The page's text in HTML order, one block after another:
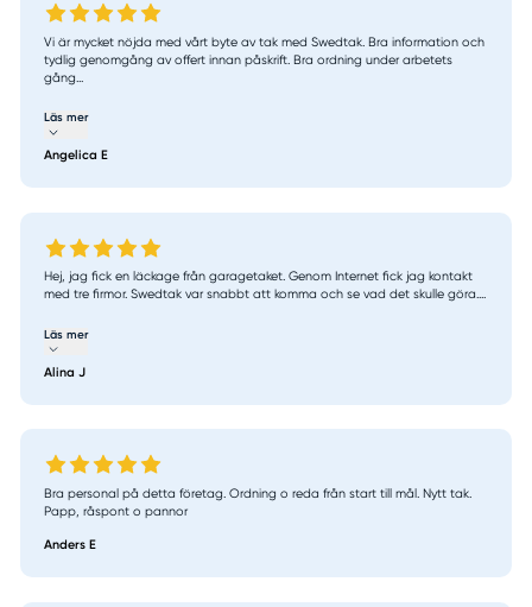
Vi är mycket nöjda med vårt byte av tak med Swedtak. Bra information och
tydlig genomgång av offert innan påskrift. Bra ordning under arbetets
gång...
Läs mer
Angelica E
Hej, jag fick en läckage från garagetaket. Genom Internet fick jag kontakt
med tre firmor. Swedtak var snabbt att komma och se vad det skulle göra....
Läs mer
Alina J
Bra personal på detta företag. Ordning o reda från start till mål. Nytt tak.
Papp, råspont o pannor
Anders E